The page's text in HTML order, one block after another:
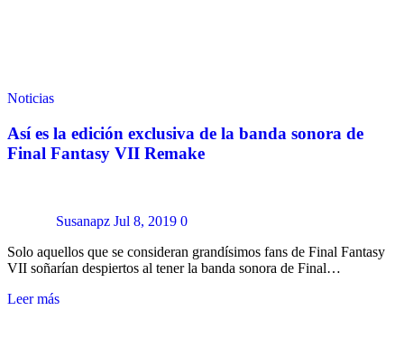
Noticias
Así es la edición exclusiva de la banda sonora de
Final Fantasy VII Remake
Susanapz Jul 8, 2019 0
Solo aquellos que se consideran grandísimos fans de Final Fantasy
VII soñarían despiertos al tener la banda sonora de Final…
Leer más